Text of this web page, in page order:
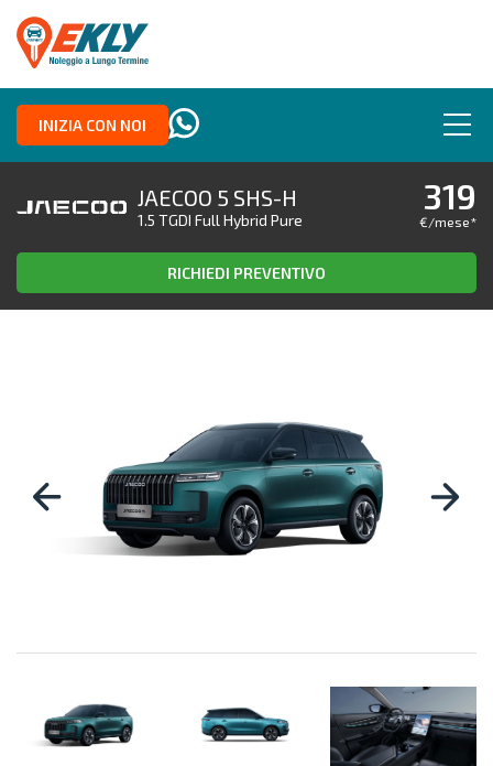
INIZIA CON NOI
JAECOO 5 SHS-H
1.5 TGDI Full Hybrid Pure
319
€/mese*
RICHIEDI PREVENTIVO